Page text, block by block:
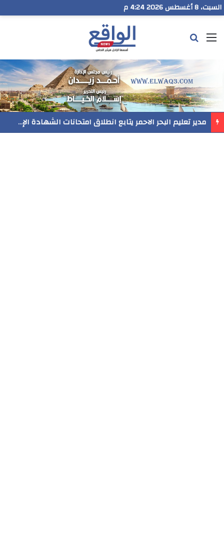
السبت، 8 أغسطس 2026 4:24 م
القائمة
مدير تعليم البحر الاحمر يتابع انطلاق امتحانات الشهادة الإعدادية ويؤكد: الانضباط